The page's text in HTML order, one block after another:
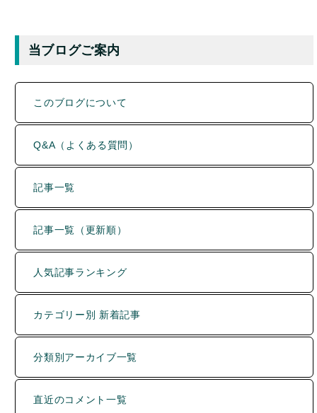
当ブログご案内
このブログについて
Q&A（よくある質問）
記事一覧
記事一覧（更新順）
人気記事ランキング
カテゴリー別 新着記事
分類別アーカイブ一覧
直近のコメント一覧